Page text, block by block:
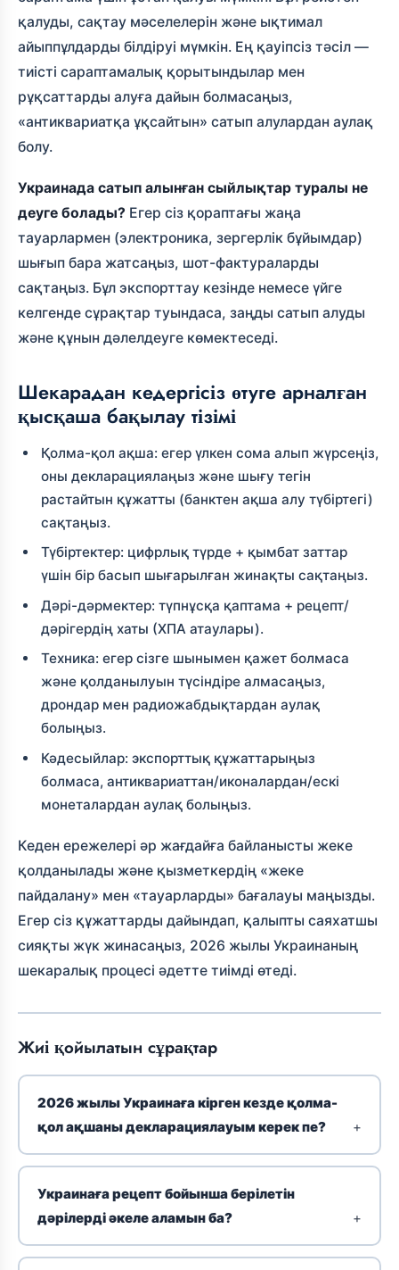
қалуды, сақтау мәселелерін және ықтимал
айыппұлдарды білдіруі мүмкін. Ең қауіпсіз тәсіл —
тиісті сараптамалық қорытындылар мен
рұқсаттарды алуға дайын болмасаңыз,
«антиквариатқа ұқсайтын» сатып алулардан аулақ
болу.
Украинада сатып алынған сыйлықтар туралы не
деуге болады? Егер сіз қораптағы жаңа
тауарлармен (электроника, зергерлік бұйымдар)
шығып бара жатсаңыз, шот-фактураларды
сақтаңыз. Бұл экспорттау кезінде немесе үйге
келгенде сұрақтар туындаса, заңды сатып алуды
және құнын дәлелдеуге көмектеседі.
Шекарадан кедергісіз өтуге арналған
қысқаша бақылау тізімі
Қолма-қол ақша: егер үлкен сома алып жүрсеңіз,
оны декларациялаңыз және шығу тегін
растайтын құжатты (банктен ақша алу түбіртегі)
сақтаңыз.
Түбіртектер: цифрлық түрде + қымбат заттар
үшін бір басып шығарылған жинақты сақтаңыз.
Дәрі-дәрмектер: түпнұсқа қаптама + рецепт/
дәрігердің хаты (ХПА атаулары).
Техника: егер сізге шынымен қажет болмаса
және қолданылуын түсіндіре алмасаңыз,
дрондар мен радиожабдықтардан аулақ
болыңыз.
Кәдесыйлар: экспорттық құжаттарыңыз
болмаса, антиквариаттан/иконалардан/ескі
монеталардан аулақ болыңыз.
Кеден ережелері әр жағдайға байланысты жеке
қолданылады және қызметкердің «жеке
пайдалану» мен «тауарларды» бағалауы маңызды.
Егер сіз құжаттарды дайындап, қалыпты саяхатшы
сияқты жүк жинасаңыз, 2026 жылы Украинаның
шекаралық процесі әдетте тиімді өтеді.
Жиі қойылатын сұрақтар
2026 жылы Украинаға кірген кезде қолма-
қол ақшаны декларациялауым керек пе?
Украинаға рецепт бойынша берілетін
дәрілерді әкеле аламын ба?